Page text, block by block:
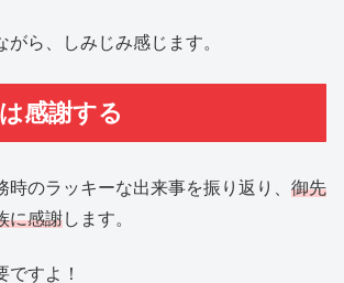
がら、しみじみ感じます。
感謝する
時のラッキーな出来事を振り返り、 御先
に感謝します。
ですよ！